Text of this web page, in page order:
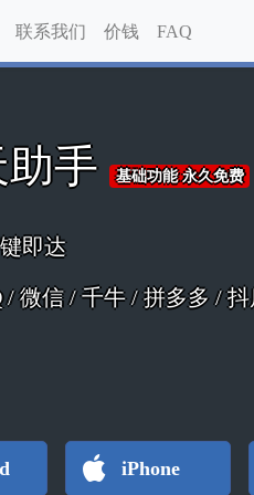
联系我们 价钱 FAQ
手 基础功能 永久免费
即达
/ 微信 / 千牛 / 拼多多 /
iPhone